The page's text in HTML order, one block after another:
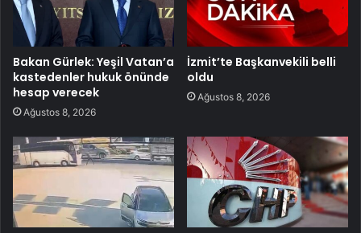
Bakan Gürlek: Yeşil Vatan’a
kastedenler hukuk önünde
hesap verecek
Ağustos 8, 2026
İzmit’te Başkanvekili belli
oldu
Ağustos 8, 2026